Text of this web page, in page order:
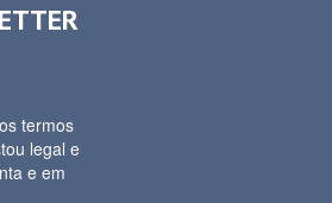
termos
legal e
e em